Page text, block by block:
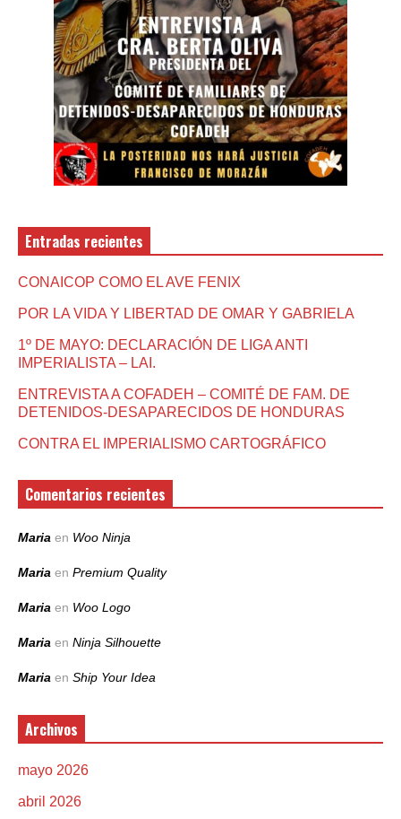
Entradas recientes
CONAICOP COMO EL AVE FENIX
POR LA VIDA Y LIBERTAD DE OMAR Y GABRIELA
1º DE MAYO: DECLARACIÓN DE LIGA ANTI
IMPERIALISTA – LAI.
ENTREVISTA A COFADEH – COMITÉ DE FAM. DE
DETENIDOS-DESAPARECIDOS DE HONDURAS
CONTRA EL IMPERIALISMO CARTOGRÁFICO
Comentarios recientes
Maria en Woo Ninja
Maria en Premium Quality
Maria en Woo Logo
Maria en Ninja Silhouette
Maria en Ship Your Idea
Archivos
mayo 2026
abril 2026